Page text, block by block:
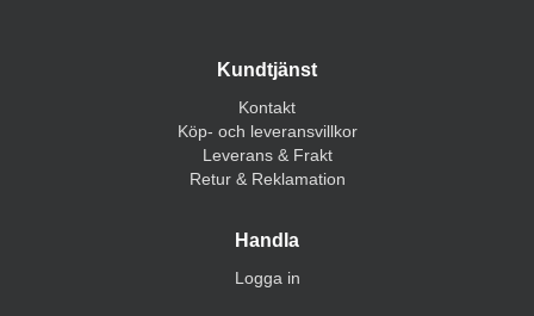
Kundtjänst
Kontakt
Köp- och leveransvillkor
Leverans & Frakt
Retur & Reklamation
Handla
Logga in